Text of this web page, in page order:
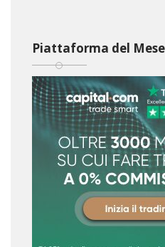
Piattaforma del Mese